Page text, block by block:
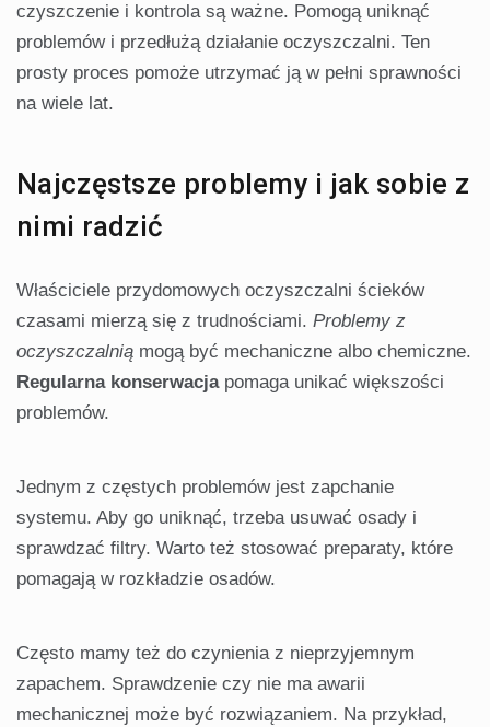
czyszczenie i kontrola są ważne. Pomogą uniknąć
problemów i przedłużą działanie oczyszczalni. Ten
prosty proces pomoże utrzymać ją w pełni sprawności
na wiele lat.
Najczęstsze problemy i jak sobie z
nimi radzić
Właściciele przydomowych oczyszczalni ścieków
czasami mierzą się z trudnościami. Problemy z
oczyszczalnią mogą być mechaniczne albo chemiczne.
Regularna konserwacjapomaga unikać większości
problemów.
Jednym z częstych problemów jest zapchanie
systemu. Aby go uniknąć, trzeba usuwać osady i
sprawdzać filtry. Warto też stosować preparaty, które
pomagają w rozkładzie osadów.
Często mamy też do czynienia z nieprzyjemnym
zapachem. Sprawdzenie czy nie ma awarii
mechanicznej może być rozwiązaniem. Na przykład,